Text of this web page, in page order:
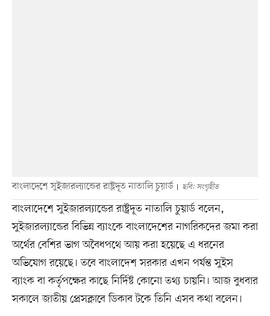
বাংলাদেশে সুইজারল্যান্ডের রাষ্ট্রদূত নাতালি চুয়ার্ড ছবি: সংগৃহীত
বাংলাদেশে সুইজারল্যান্ডের রাষ্ট্রদূত নাতালি চুয়ার্ড বলেন,
সুইজারল্যান্ডের বিভিন্ন ব্যাংকে বাংলাদেশের নাগরিকদের জমা করা
অর্থের বেশির ভাগ অবৈধপথে আয় করা হয়েছে এ ধরনের
অভিযোগ রয়েছে। তবে বাংলাদেশ সরকার এখন পর্যন্ত সুইস
ব্যাংক বা কর্তৃপক্ষের কাছে নির্দিষ্ট কোনো তথ্য চায়নি। আজ বুধবার
সকালে জাতীয় প্রেসক্লাবে ডিকাব টকে তিনি এসব কথা বলেন।